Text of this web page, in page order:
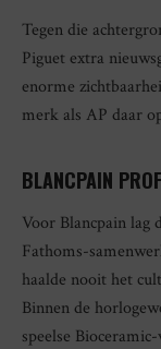
Tegen die
Piguet extra
enorme
merk als AP daar
BLANCPAIN
Voor Blancpain lag
Fathoms-
haalde nooit het
Binnen de
speelse